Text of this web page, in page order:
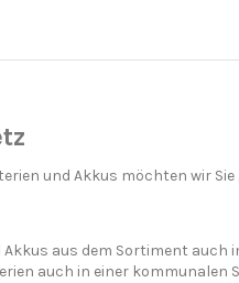
und Akkus möchten wir
aus dem Sortiment
auch in einer